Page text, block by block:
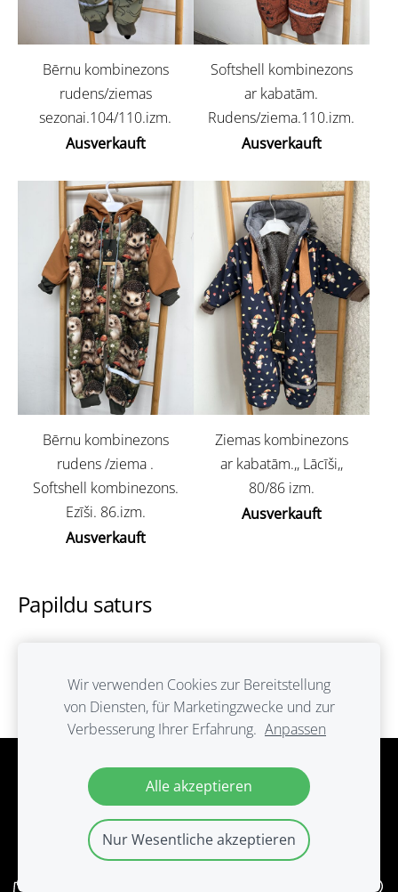
Papildu saturs
nav, tad šo bloku var noslēpt, nospiežot uz
ikoniņas augšējā stūrī.
Bērnu kombinezons
rudens/ziemas
sezonai.104/110.izm.
Ausverkauft
Softshell kombinezons
ar kabatām.
Rudens/ziema.110.izm.
Ausverkauft
Bērnu kombinezons
rudens /ziema .
Softshell kombinezons.
Ezīši. 86.izm.
Ausverkauft
Ziemas kombinezons
ar kabatām.,, Lācīši,,
80/86 izm.
Ausverkauft
Wir verwenden Cookies zur Bereitstellung
von Diensten, für Marketingzwecke und zur
Verbesserung Ihrer Erfahrung. Anpassen
Alle akzeptieren
Nur Wesentliche akzeptieren